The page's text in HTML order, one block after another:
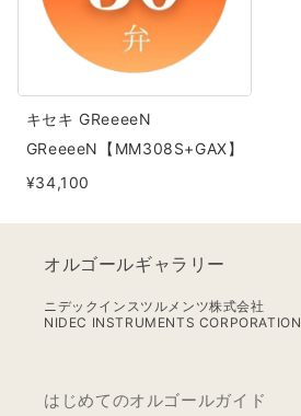
キセキ GReeeeN
GReeeeN【MM308S+GAX】
¥34,100
オルゴールギャラリー
ニデックインスツルメンツ株式会社
NIDEC INSTRUMENTS CORPORATION
はじめてのオルゴールガイド